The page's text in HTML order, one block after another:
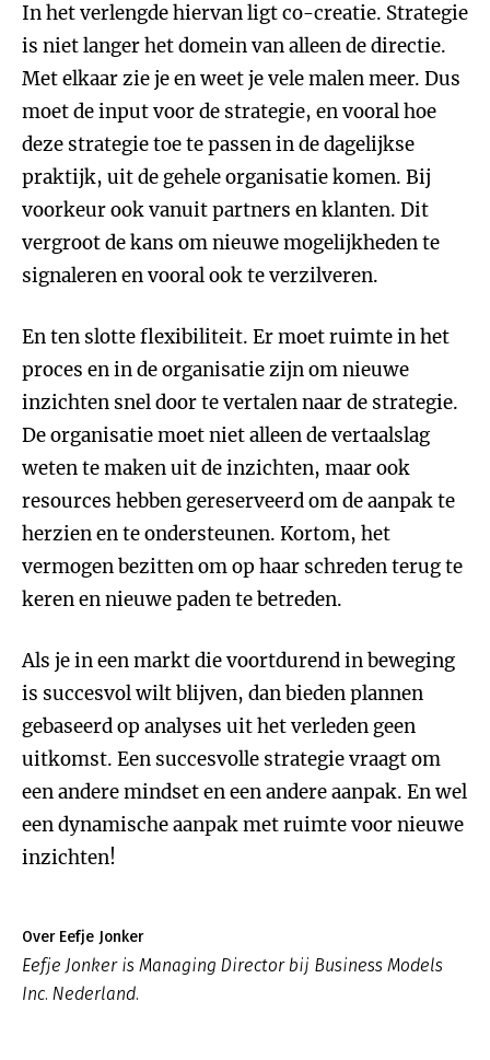
In het verlengde hiervan ligt co-creatie. Strategie
is niet langer het domein van alleen de directie.
Met elkaar zie je en weet je vele malen meer. Dus
moet de input voor de strategie, en vooral hoe
deze strategie toe te passen in de dagelijkse
praktijk, uit de gehele organisatie komen. Bij
voorkeur ook vanuit partners en klanten. Dit
vergroot de kans om nieuwe mogelijkheden te
signaleren en vooral ook te verzilveren.
En ten slotte flexibiliteit. Er moet ruimte in het
proces en in de organisatie zijn om nieuwe
inzichten snel door te vertalen naar de strategie.
De organisatie moet niet alleen de vertaalslag
weten te maken uit de inzichten, maar ook
resources hebben gereserveerd om de aanpak te
herzien en te ondersteunen. Kortom, het
vermogen bezitten om op haar schreden terug te
keren en nieuwe paden te betreden.
Als je in een markt die voortdurend in beweging
is succesvol wilt blijven, dan bieden plannen
gebaseerd op analyses uit het verleden geen
uitkomst. Een succesvolle strategie vraagt om
een andere mindset en een andere aanpak. En wel
een dynamische aanpak met ruimte voor nieuwe
inzichten!
Over Eefje Jonker
Eefje Jonker is Managing Director bij Business Models
Inc. Nederland.